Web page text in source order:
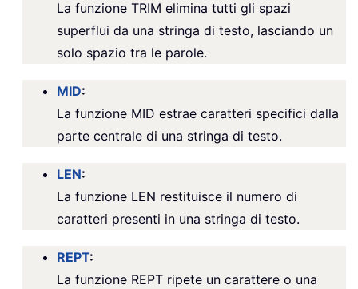
La funzione TRIM elimina tutti gli spazi
superflui da una stringa di testo, lasciando un
solo spazio tra le parole.
MID:
La funzione MID estrae caratteri specifici dalla
parte centrale di una stringa di testo.
LEN:
La funzione LEN restituisce il numero di
caratteri presenti in una stringa di testo.
REPT:
La funzione REPT ripete un carattere o una